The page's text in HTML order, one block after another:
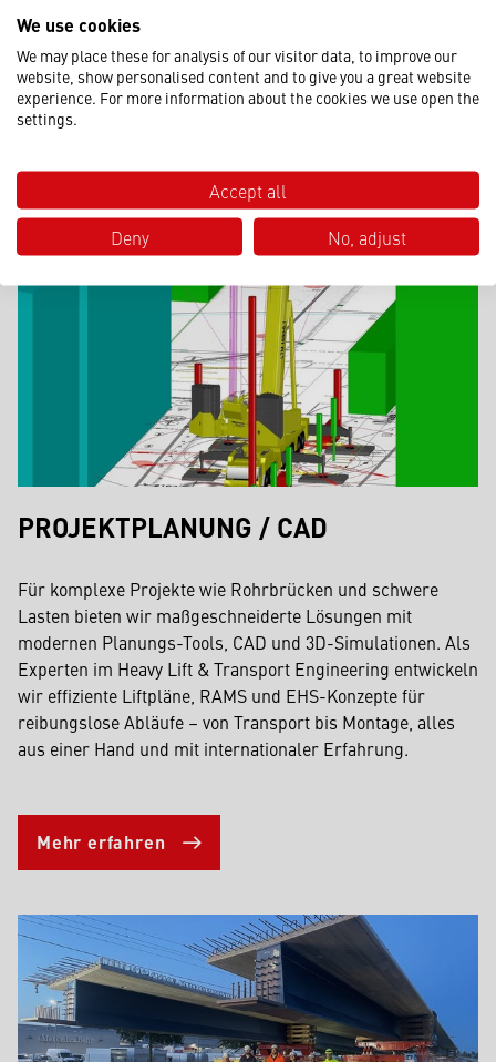
inklusive Transportorganisation und Gestellung von
Kranen.
PROJEKTPLANUNG / CAD
Für komplexe Projekte wie Rohrbrücken und schwere
Lasten bieten wir maßgeschneiderte Lösungen mit
modernen Planungs-Tools, CAD und 3D-Simulationen. Als
Experten im Heavy Lift & Transport Engineering entwickeln
wir effiziente Liftpläne, RAMS und EHS-Konzepte für
reibungslose Abläufe – von Transport bis Montage, alles
aus einer Hand und mit internationaler Erfahrung.
Mehr erfahren
We use cookies
We may place these for analysis of our visitor data, to improve our
website, show personalised content and to give you a great website
experience. For more information about the cookies we use open the
settings.
Accept all
Deny
No, adjust